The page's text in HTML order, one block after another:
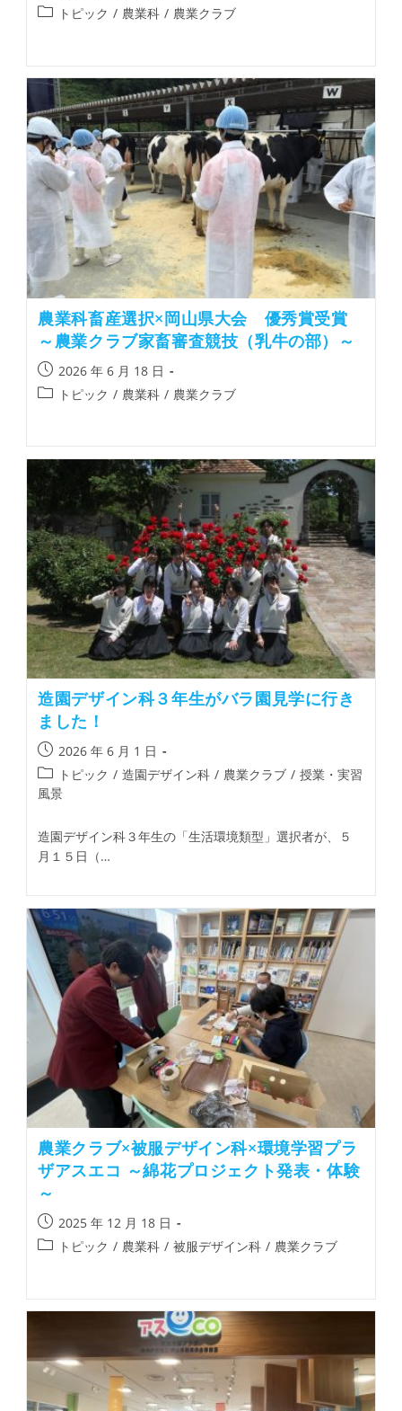
トピック / 農業科 / 農業クラブ
農業科畜産選択×岡山県大会 優秀賞受賞
～農業クラブ家畜審査競技（乳牛の部）～
2026 年 6 月 18 日
トピック / 農業科 / 農業クラブ
造園デザイン科３年生がバラ園見学に行き
ました！
2026 年 6 月 1 日
トピック / 造園デザイン科 / 農業クラブ / 授業・実習
風景
造園デザイン科３年生の「生活環境類型」選択者が、５
月１５日（…
農業クラブ×被服デザイン科×環境学習プラ
ザアスエコ ～綿花プロジェクト発表・体験
～
2025 年 12 月 18 日
トピック / 農業科 / 被服デザイン科 / 農業クラブ